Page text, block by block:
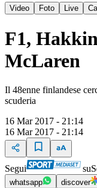
Video Foto Live
F1,
McLaren
Il 48enne finlandese
scuderia
16 Mar 2017 - 21:14
16 Mar 2017 - 21:14
Segui su
whatsapp discover